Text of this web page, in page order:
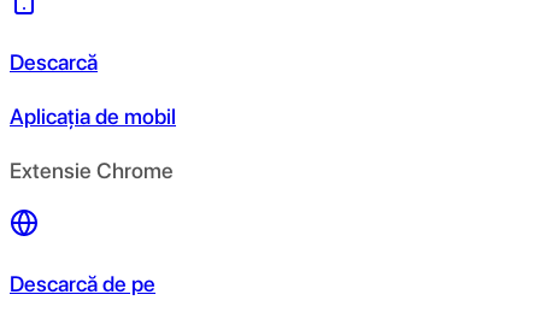
Descarcă
Aplicația de mobil
Extensie Chrome
Descarcă de pe